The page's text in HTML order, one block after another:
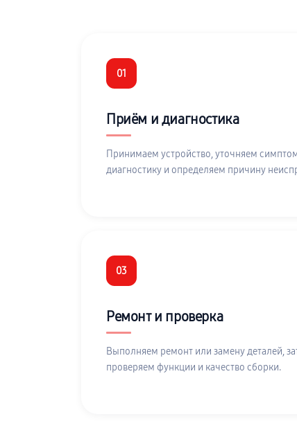
01
Приём и диагностика
Принимаем устройство, уточняем
диагностику и определяем причину
03
Ремонт и проверка
Выполняем ремонт или замену деталей,
проверяем функции и качество сборки.